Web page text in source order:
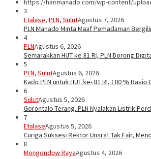
3
Etalase, PLN, SulutAgustus 7, 2026
PLN Manado Minta Maaf Pemadaman
4
PLNAgustus 6, 2026
Semarakkan HUT ke 81 RI, PLN Dorong
5
PLN, SulutAgustus 6, 2026
Kado PLN untuk HUT ke- 81 RI, 100 %
6
SulutAgustus 5, 2026
Gorontalo Terang. PLN Nyalakan Listrik
7
EtalaseAgustus 5, 2026
Curiga Suksesi Rektor Unsrat Tak Fair,
8
Mongondow RayaAgustus 4, 2026